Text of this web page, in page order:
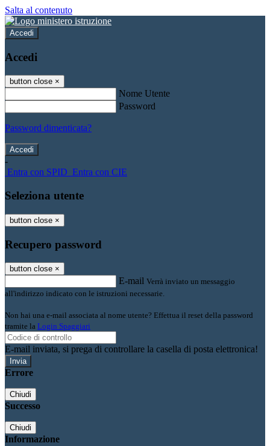
Salta al contenuto
Accedi
Accedi
button close ×
Nome Utente
Password
Password dimenticata?
-
Entra con SPID Entra con CIE
Seleziona utente
button close ×
Recupero password
button close ×
E-mail Verrà inviato un messaggio
all'indirizzo indicato con le istruzioni necessarie.
Non hai una e-mail associata al nome utente? Effettua il reset della password
tramite la Login Spaggiari
E-mail inviata, si prega di controllare la casella di posta elettronica!
Errore
Chiudi
Successo
Chiudi
Informazione